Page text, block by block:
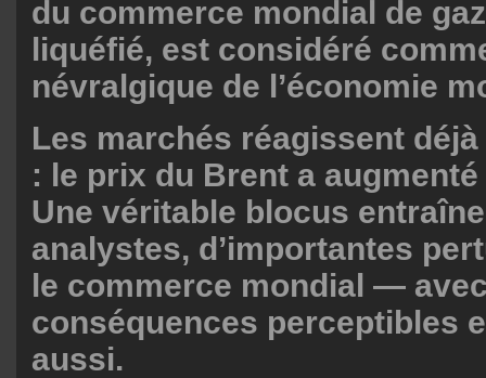
du commerce mondial de
liquéfié, est considéré
névralgique de l’économie
Les marchés réagissent
: le prix du Brent a
Une véritable blocus
analystes, d’importantes
le commerce mondial —
conséquences perceptibles
aussi.